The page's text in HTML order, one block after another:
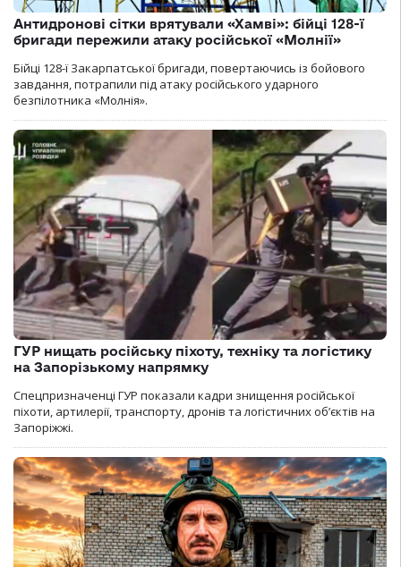
Антидронові сітки врятували «Хамві»: бійці 128-ї
бригади пережили атаку російської «Молнії»
Бійці 128-ї Закарпатської бригади, повертаючись із бойового
завдання, потрапили під атаку російського ударного
безпілотника «Молнія».
ГУР нищать російську піхоту, техніку та логістику
на Запорізькому напрямку
Спецпризначенці ГУР показали кадри знищення російської
піхоти, артилерії, транспорту, дронів та логістичних об’єктів на
Запоріжжі.